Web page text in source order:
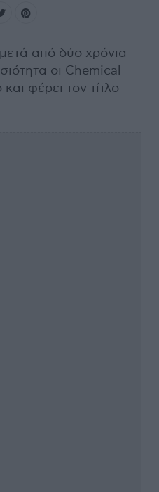
από δύο χρόνια
οι Chemical
φέρει τον τίτλο